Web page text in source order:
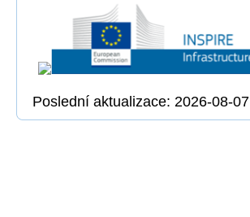
Poslední aktualizace: 2026-08-07